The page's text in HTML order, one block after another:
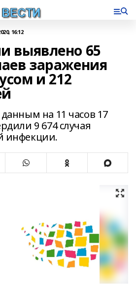
16:12
выявлено 65
заражения
и 212
на 11 часов 17
9 674 случая
инфекции.